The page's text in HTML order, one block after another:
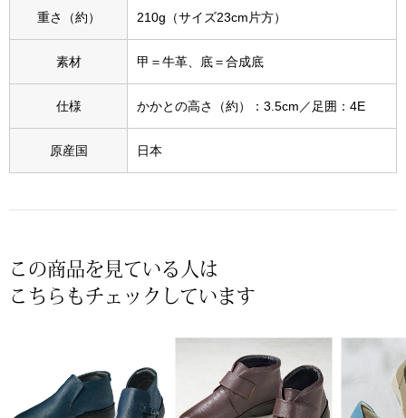
ランド
サンダル
ポーチ
重さ（約） 210g（サイズ23cm片方）
素材 甲＝牛革、底＝合成底
仕様 かかとの高さ（約）：3.5cm／足囲：4E
原産国 日本
この商品を見ている人は
こちらもチェックしています